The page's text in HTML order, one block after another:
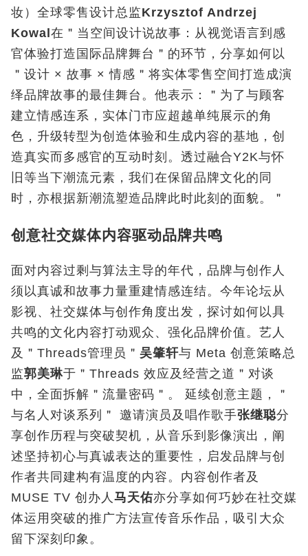
妆）全球零售设计总监Krzysztof Andrzej
Kowal 在＂当空间设计说故事：从视觉语言到感
官体验打造国际品牌舞台＂的环节，分享如何以
＂设计 × 故事 × 情感＂将实体零售空间打造成演
绎品牌故事的最佳舞台。他表示：＂为了与顾客
建立情感连系，实体门市应超越单纯展示的角
色，升级转型为创造体验和生成内容的基地，创
造真实而多感官的互动时刻。透过融合Y2K与怀
旧等当下潮流元素，我们在保留品牌文化的同
时，亦根据新潮流塑造品牌此时此刻的面貌。＂
创意社交媒体内容驱动品牌共鸣
面对内容过剩与算法主导的年代，品牌与创作人
须以真诚和故事力量重建情感连结。今年论坛从
影视、社交媒体与创作角度出发，探讨如何以具
共鸣的文化内容打动观众、强化品牌价值。艺人
及＂Threads管理员＂ 吴肇轩与 Meta 创意策略总
监郭美琳于＂Threads 效应及经营之道＂对谈
中，全面拆解＂流量密码＂。 延续创意主题，＂
与名人对谈系列＂ 邀请演员及唱作歌手张继聪分
享创作历程与突破契机，从音乐到影像演出，阐
述坚持初心与真诚表达的重要性，启发品牌与创
作者共同建构有温度的内容。内容创作者及
MUSE TV 创办人 马天佑亦分享如何巧妙在社交媒
体运用突破的推广方法宣传音乐作品，吸引大众
留下深刻印象。